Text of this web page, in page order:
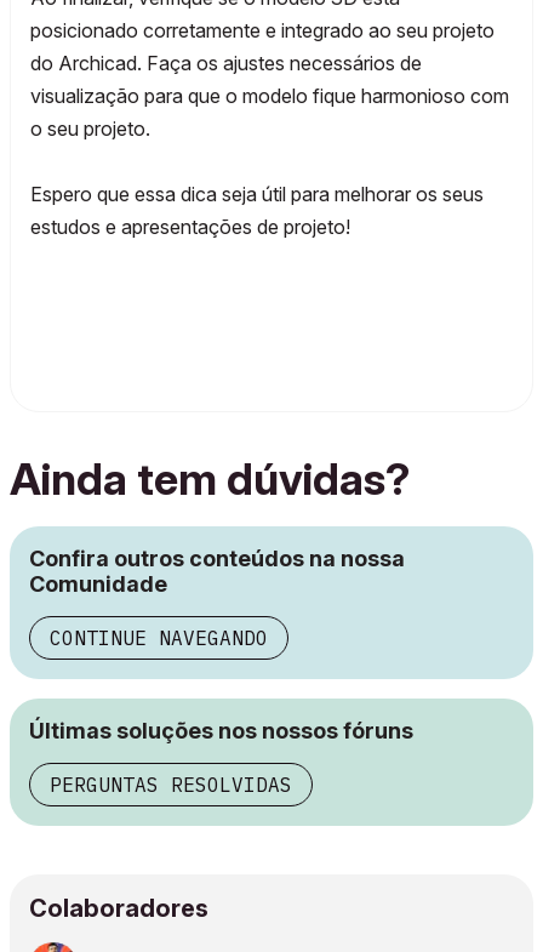
posicionado corretamente e integrado ao seu projeto
do Archicad. Faça os ajustes necessários de
visualização para que o modelo fique harmonioso com
o seu projeto.
Espero que essa dica seja útil para melhorar os seus
estudos e apresentações de projeto!
Ainda tem dúvidas?
Confira outros conteúdos na nossa
Comunidade
CONTINUE NAVEGANDO
Últimas soluções nos nossos fóruns
PERGUNTAS RESOLVIDAS
Colaboradores